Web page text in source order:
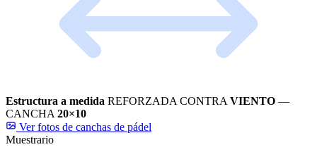
Estructura a medida REFORZADA CONTRAVIENTO —
CANCHA20×10
Ver fotos de canchas de pádel
Muestrario